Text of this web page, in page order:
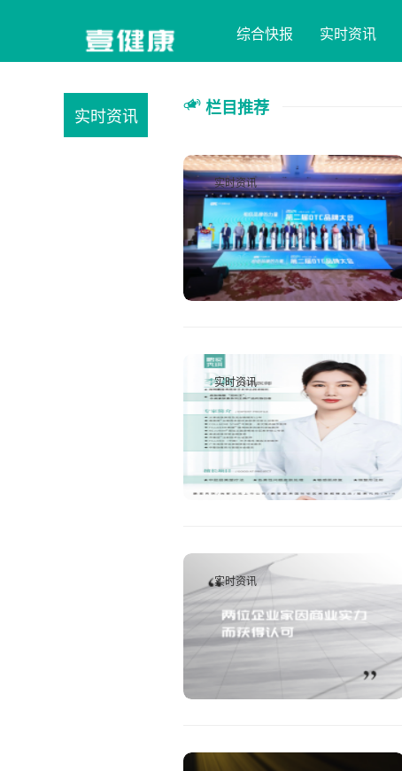
综合快报 实时资讯
实时资讯 栏目推荐
实时资讯
实时资讯
实时资讯